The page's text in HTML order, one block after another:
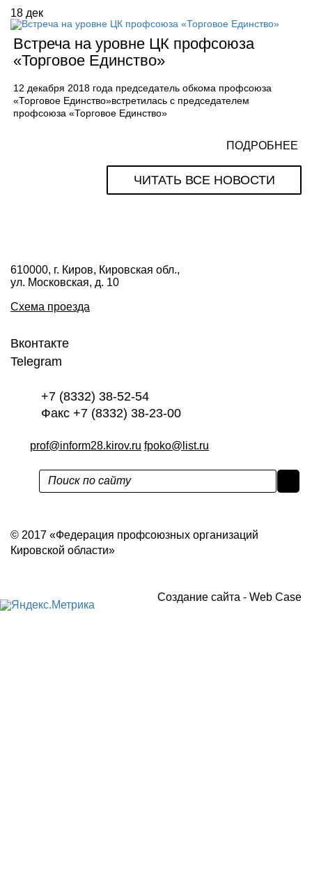
18 дек
Встреча на уровне ЦК профсоюза
«Торговое Единство»
12 декабря 2018 года председатель обкома профсоюза
«Торговое Единство»встретилась с председателем
профсоюза «Торговое Единство»
ПОДРОБНЕЕ
ЧИТАТЬ ВСЕ НОВОСТИ
610000, г. Киров, Кировская обл.,
ул. Московская, д. 10
Схема проезда
Вконтакте
Telegram
+7 (8332) 38-52-54
Факс +7 (8332) 38-23-00
prof@inform28.kirov.ru fpoko@list.ru
© 2017 «Федерация профсоюзных организаций
Кировской области»
Создание сайта - Web Case